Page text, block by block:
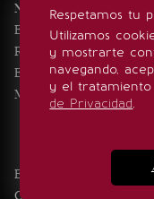
Respetamos tu
Utilizamos
y mostrarte
navegando,
y el tratamiento
de Privacidad.
Noticias
Eventos
Realeza
Estilo de vida
Minuto x Minuto
Edición Impresa
Contacto